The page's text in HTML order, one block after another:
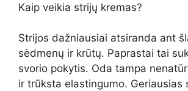
Kaip veikia strijų kremas?
Strijos dažniausiai atsiranda ant
sėdmenų ir krūtų. Paprastai tai
svorio pokytis. Oda tampa
ir trūksta elastingumo. Geriausias